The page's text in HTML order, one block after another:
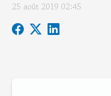
25 août 2019 02:45